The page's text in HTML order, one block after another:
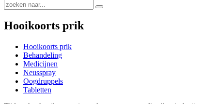
Hooikoorts prik
Hooikoorts prik
Behandeling
Medicijnen
Neusspray
Oogdruppels
Tabletten